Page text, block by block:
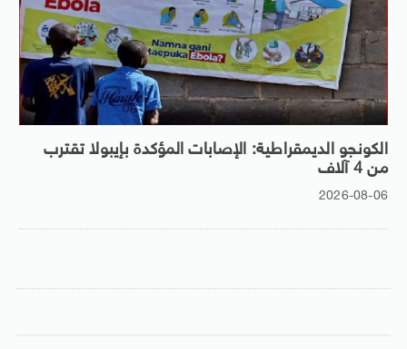
الكونجو الديمقراطية: الإصابات المؤكدة بإيبولا تقترب
من 4 آلاف
2026-08-06